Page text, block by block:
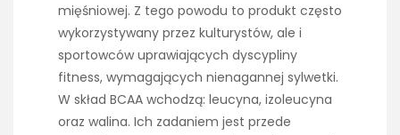
mięśniowej. Z tego powodu to produkt często
wykorzystywany przez kulturystów, ale i
sportowców uprawiających dyscypliny
fitness, wymagających nienagannej sylwetki.
W skład BCAA wchodzą: leucyna, izoleucyna
oraz walina. Ich zadaniem jest przede